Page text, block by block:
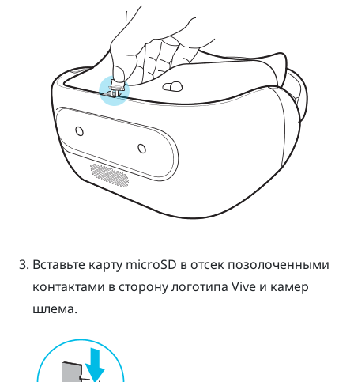
Вставьте карту microSD в отсек позолоченными
контактами в сторону логотипа Vive и камер
шлема.